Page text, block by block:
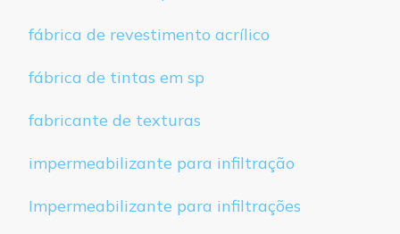
fábrica de revestimento acrílico
fábrica de tintas em sp
fabricante de texturas
impermeabilizante para infiltração
Impermeabilizante para infiltrações